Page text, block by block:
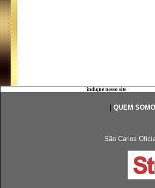
indique nosso site
QUEM
São Carlos